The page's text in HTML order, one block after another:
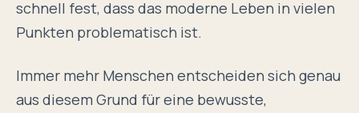
schnell fest, dass das moderne Leben in vielen
Punkten problematisch ist.
Immer mehr Menschen entscheiden sich genau
aus diesem Grund für eine bewusste,